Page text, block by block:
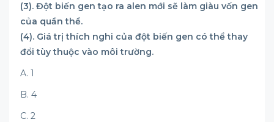
(3). Đột biến gen tạo ra alen mới sẽ làm giàu vốn gen
của quần thể.
(4). Giá trị thích nghi của đột biến gen có thể thay
đổi tùy thuộc vào môi trường.
A. 1
B. 4
C. 2